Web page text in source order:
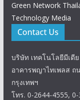
Green Network
Technology Media
Contact Us
บริษัท เทคโนโลยีมีเดี
อาคารพญาไทเพลส ถ
กรุงเทพฯ
โทร. 0-2644-4555,